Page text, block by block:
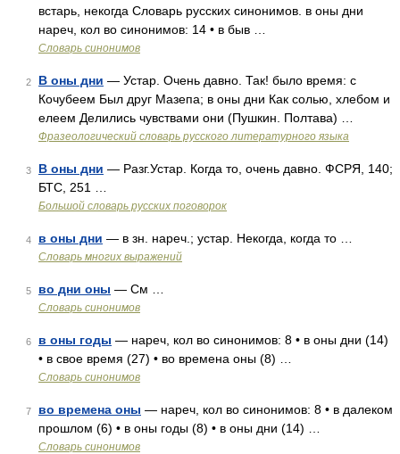
встарь, некогда Словарь русских синонимов. в оны дни
нареч, кол во синонимов: 14 • в быв …
Словарь синонимов
2 В оны дни — Устар. Очень давно. Так! было время: с
Кочубеем Был друг Мазепа; в оны дни Как солью, хлебом и
елеем Делились чувствами они (Пушкин. Полтава) …
Фразеологический словарь русского литературного языка
3 В оны дни — Разг.Устар. Когда то, очень давно. ФСРЯ, 140;
БТС, 251 …
Большой словарь русских поговорок
4 в оны дни — в зн. нареч.; устар. Некогда, когда то …
Словарь многих выражений
5 во дни оны — См …
Словарь синонимов
6 в оны годы — нареч, кол во синонимов: 8 • в оны дни (14)
• в свое время (27) • во времена оны (8) …
Словарь синонимов
7 во времена оны — нареч, кол во синонимов: 8 • в далеком
прошлом (6) • в оны годы (8) • в оны дни (14) …
Словарь синонимов